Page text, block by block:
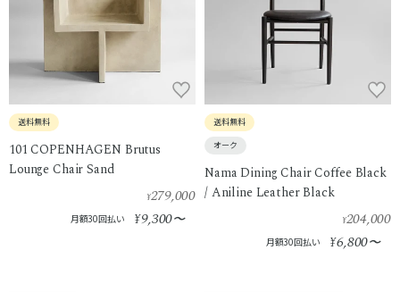
送料無料
101 COPENHAGEN Brutus
Lounge Chair Sand
¥279,000
月額30回払い ¥9,300〜
送料無料
オーク
Nama Dining Chair Coffee Black
/ Aniline Leather Black
¥204,000
月額30回払い ¥6,800〜